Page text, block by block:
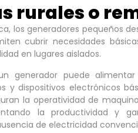
rurales o
los generadores pequeños
cubrir necesidades
en lugares aislados.
generador puede
y dispositivos electrónicos
la operatividad de
la productividad y
de electricidad